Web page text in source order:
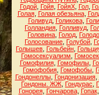
Годой, Гойя, ГойяХ, Гол,
Голая, Голая обезьяна,
Голивуд, Голикова,
Голландия Голливуд
Головина Голод
Голосование Голубой
Голышев Гольбейн
Гомосексуализм
Гомофилия, Гомофилы,
Гомофобия Гомофобы
Гондонеллы, Гондонизация,
Гондоны. ЖЖ Гондурас
Гонорея, Гончарова, Гопак,